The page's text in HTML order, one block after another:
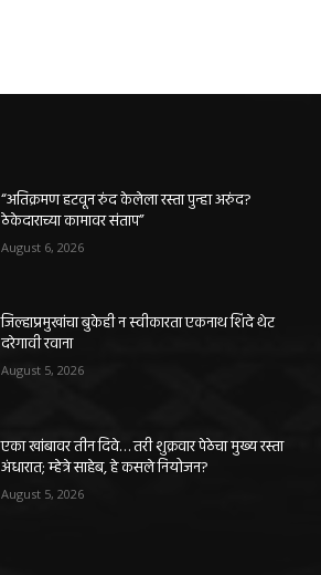
“अतिक्रमण हटवून रुंद केलेला रस्ता पुन्हा अरुंद?
ठेकेदाराच्या कामावर संताप”
August 6, 2026
जिल्हाप्रमुखांचा बुकेही न स्वीकारता एकनाथ शिंदे थेट
दरेगावी रवाना
August 5, 2026
एका खांबावर तीन दिवे… तरी शुक्रवार पेठेचा मुख्य रस्ता
अंधारात; म्हेत्रे साहेब, हे कसले नियोजन?
August 5, 2026